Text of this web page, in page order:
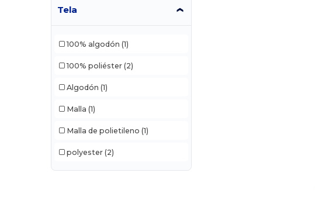
Tela
100% algodón (1)
100% poliéster (2)
Algodón (1)
Malla (1)
Malla de polietileno (1)
polyester (2)